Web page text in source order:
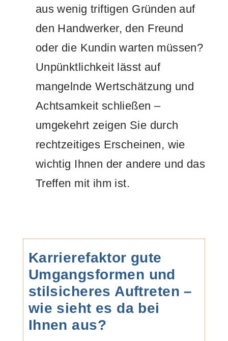
aus wenig triftigen Gründen auf
den Handwerker, den Freund
oder die Kundin warten müssen?
Unpünktlichkeit lässt auf
mangelnde Wertschätzung und
Achtsamkeit schließen –
umgekehrt zeigen Sie durch
rechtzeitiges Erscheinen, wie
wichtig Ihnen der andere und das
Treffen mit ihm ist.
Karrierefaktor gute
Umgangsformen und
stilsicheres Auftreten –
wie sieht es da bei
Ihnen aus?